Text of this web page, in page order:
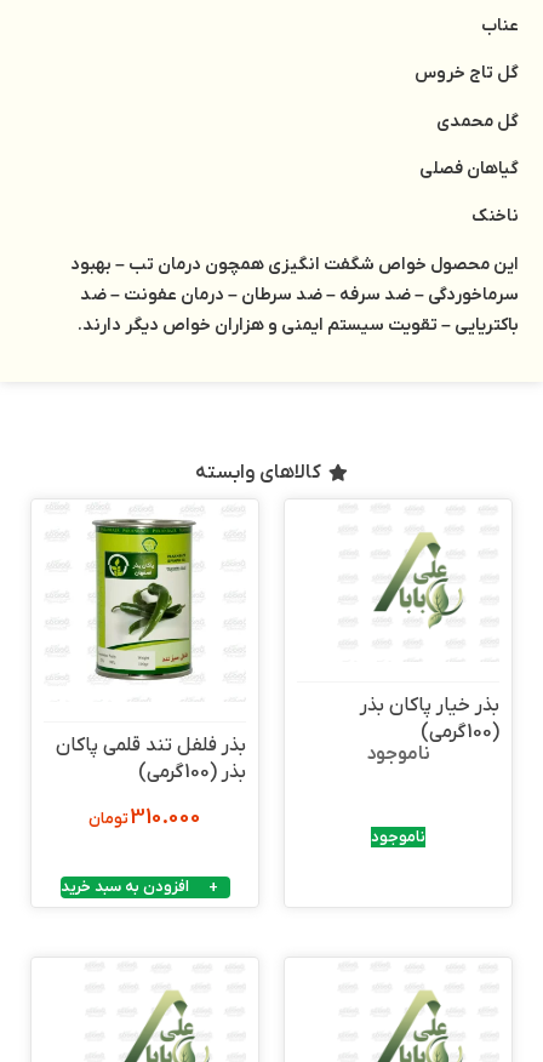
عناب
گل تاج خروس
گل محمدی
گیاهان فصلی
ناخنک
این محصول خواص شگفت انگیزی همچون درمان تب – بهبود
سرماخوردگی – ضد سرفه – ضد سرطان – درمان عفونت – ضد
باکتریایی – تقویت سیستم ایمنی و هزاران خواص دیگر دارند.
کالاهای وابسته
بذر خیار پاکان بذر
(100گرمی)
ناموجود
ناموجود
بذر فلفل تند قلمی پاکان
بذر (100گرمی)
310.000تومان
افزودن به سبد خرید